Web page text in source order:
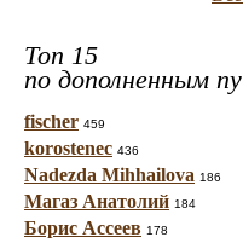
Топ 15
по дополненным
fischer 459
korostenec 436
Nadezda Mihhailova 186
Магаз Анатолий 184
Борис Ассеев 178